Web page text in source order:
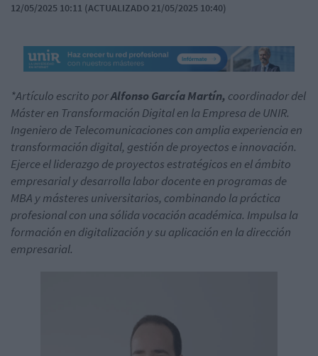
12/05/2025 10:11 (ACTUALIZADO 21/05/2025 10:40)
*Artículo escrito porAlfonso García Martín, coordinador del
Máster en Transformación Digital en la Empresa de UNIR.
Ingeniero de Telecomunicaciones con amplia experiencia en
transformación digital, gestión de proyectos e innovación.
Ejerce el liderazgo de proyectos estratégicos en el ámbito
empresarial y desarrolla labor docente en programas de
MBA y másteres universitarios, combinando la práctica
profesional con una sólida vocación académica. Impulsa la
formación en digitalización y su aplicación en la dirección
empresarial.